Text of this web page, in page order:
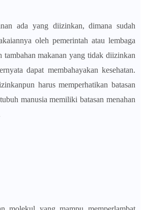
ada yang diizinkan, dimana sudah
oleh pemerintah atau lembaga
tambahan makanan yang tidak diizinkan
dapat membahayakan kesehatan.
harus memperhatikan batasan
manusia memiliki batasan menahan